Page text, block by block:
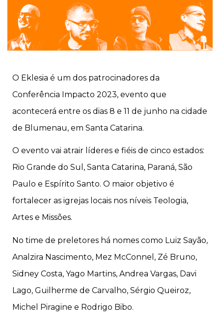
O Eklesia é um dos patrocinadores da
Conferência Impacto 2023, evento que
acontecerá entre os dias 8 e 11 de junho na cidade
de Blumenau, em Santa Catarina.
O evento vai atrair líderes e fiéis de cinco estados:
Rio Grande do Sul, Santa Catarina, Paraná, São
Paulo e Espírito Santo. O maior objetivo é
fortalecer as igrejas locais nos níveis Teologia,
Artes e Missões.
No time de preletores há nomes como Luiz Sayão,
Analzira Nascimento, Mez McConnel, Zé Bruno,
Sidney Costa, Yago Martins, Andrea Vargas, Davi
Lago, Guilherme de Carvalho, Sérgio Queiroz,
Michel Piragine e Rodrigo Bibo.